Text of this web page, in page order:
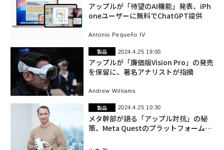
アップルが「待望のAI機能」発表、iPh
oneユーザーに無料でChatGPT提供
Antonio Pequeño IV
製品 2024.4.25 19:00
アップルが「廉価版Vision Pro」の発売
を保留に、著名アナリストが指摘
Andrew Williams
製品 2024.4.25 10:30
メタ幹部が語る「アップル対抗」の秘
策、Meta Questのプラットフォーム開